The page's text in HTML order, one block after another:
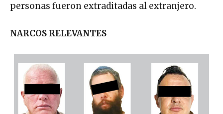
personas fueron extraditadas al extranjero.
NARCOS RELEVANTES